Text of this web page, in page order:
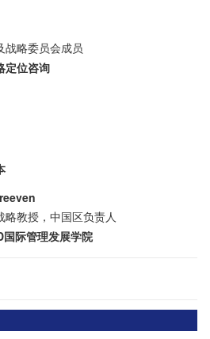
战略委员会成员
定位咨询
略教授，中国区负责人
国际管理发展学院